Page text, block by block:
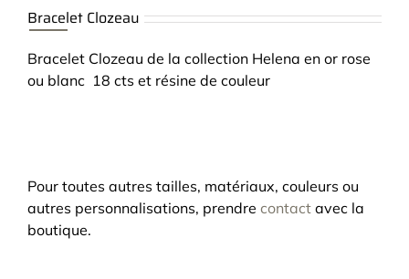
Bracelet Clozeau
Bracelet Clozeau de la collection Helena en or rose
ou blanc 18 cts et résine de couleur
Pour toutes autres tailles, matériaux, couleurs ou
autres personnalisations, prendre contact avec la
boutique.